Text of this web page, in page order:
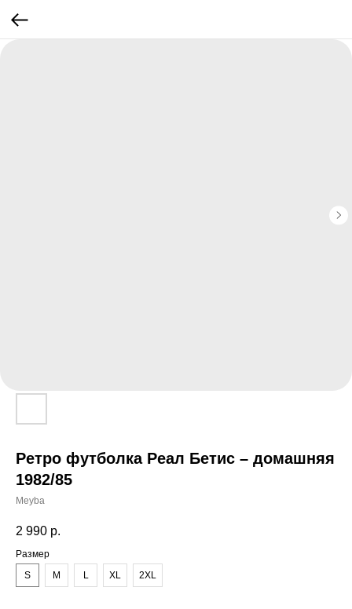
Ретро футболка Реал Бетис – домашняя
1982/85
Meyba
2 990 р.
Размер
S
M L XL 2XL